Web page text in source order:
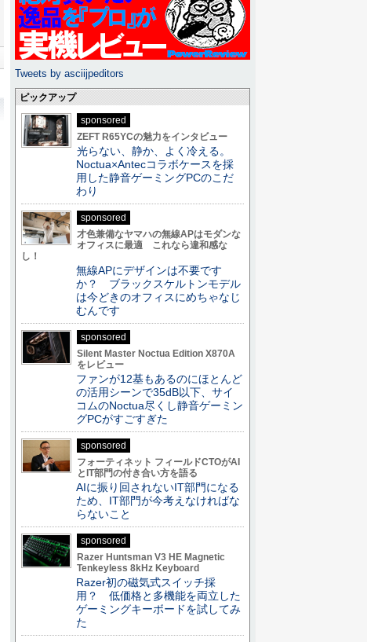
Tweets by asciijpeditors
ピックアップ
sponsored
ZEFT R65YCの魅力をインタビュー
光らない、静か、よく冷える。
Noctua×Antecコラボケースを採
用した静音ゲーミングPCのこだ
わり
sponsored
才色兼備なヤマハの無線APはモダンな
オフィスに最適 これなら違和感な
し！
無線APにデザインは不要です
か？ ブラックスケルトンモデル
は今どきのオフィスにめちゃなじ
むんです
sponsored
Silent Master Noctua Edition X870A
をレビュー
ファンが12基もあるのにほとんど
の活用シーンで35dB以下、サイ
コムのNoctua尽くし静音ゲーミン
グPCがすごすぎた
sponsored
フォーティネット フィールドCTOがAI
とIT部門の付き合い方を語る
AIに振り回されないIT部門になる
ため、IT部門が今考えなければな
らないこと
sponsored
Razer Huntsman V3 HE Magnetic
Tenkeyless 8kHz Keyboard
Razer初の磁気式スイッチ採
用？ 低価格と多機能を両立した
ゲーミングキーボードを試してみ
た